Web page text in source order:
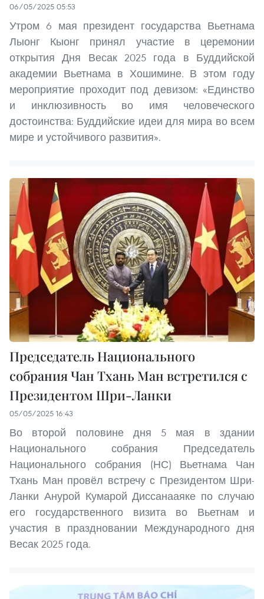
06/05/2025 05:53
Утром 6 мая президент государства Вьетнама
Лыонг Кыонг принял участие в церемонии
открытия Дня Весак 2025 года в Буддийской
академии Вьетнама в Хошимине. В этом году
мероприятие проходит под девизом: «Единство
и инклюзивность во имя человеческого
достоинства: Буддийские идеи для мира во всем
мире и устойчивого развития».
Председатель Национального
собрания Чан Тхань Ман встретился с
Президентом Шри-Ланки
05/05/2025 16:43
Во второй половине дня 5 мая в здании
Национального собрания Председатель
Национального собрания (НС) Вьетнама Чан
Тхань Ман провёл встречу с Президентом Шри-
Ланки Анурой Кумарой Диссанааяке по случаю
его государственного визита во Вьетнам и
участия в праздновании Международного дня
Весак 2025 года.